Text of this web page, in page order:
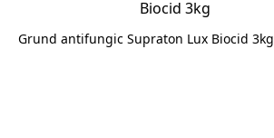
Grund antifungic Supraton Lux Biocid 3kg